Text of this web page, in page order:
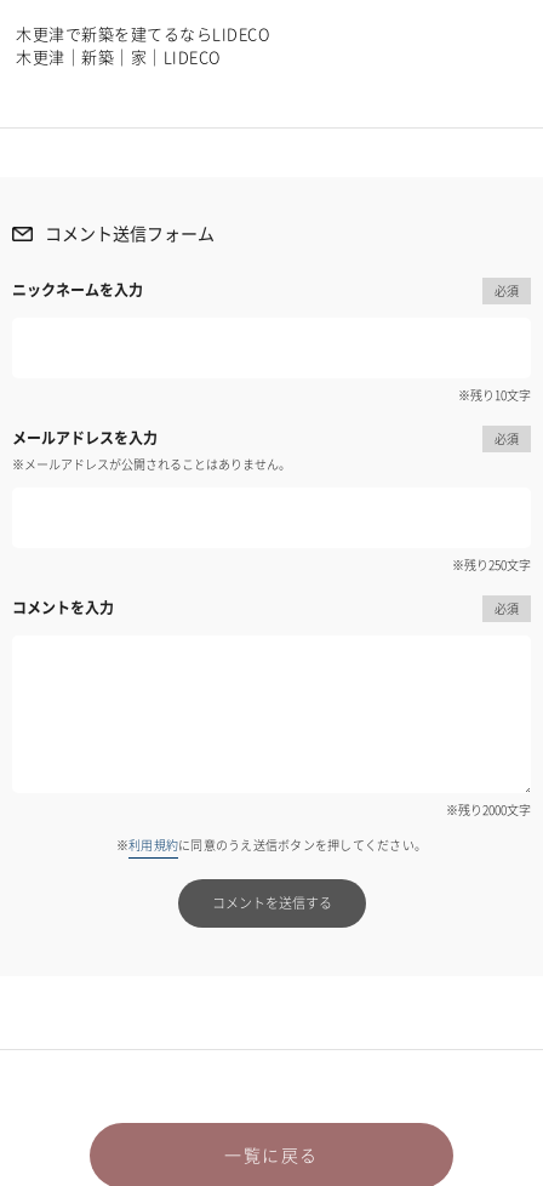
木更津で新築を建てるならLIDECO
木更津｜新築｜家｜LIDECO
コメント送信フォーム
ニックネームを入力 必須
※残り 10文字
メールアドレスを入力
※メールアドレスが公開されることはありません。
必須
※残り250文字
コメントを入力 必須
※残り2000文字
※利用規約に同意のうえ送信ボタンを押してください。
コメントを送信する
一覧に戻る